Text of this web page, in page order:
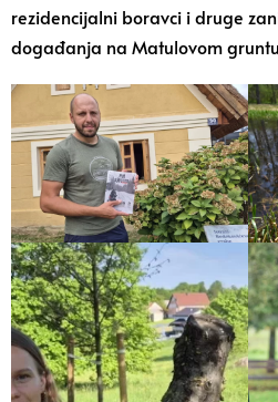
rezidencijalni boravci i druge
događanja na Matulovom